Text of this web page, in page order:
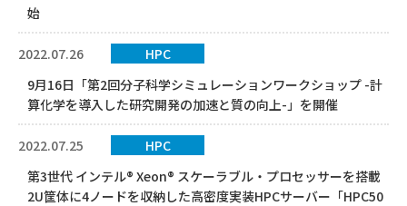
始
2022.07.26
HPC
9月16日「第2回分子科学シミュレーションワークショップ -計
算化学を導入した研究開発の加速と質の向上-」を開催
2022.07.25
HPC
第3世代 インテル® Xeon® スケーラブル・プロセッサーを搭載
2U筐体に4ノードを収納した高密度実装HPCサーバー「HPC50